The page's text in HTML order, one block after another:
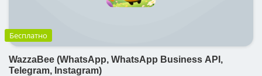
Бесплатно
WazzaBee (WhatsApp, WhatsApp Business API,
Telegram, Instagram)